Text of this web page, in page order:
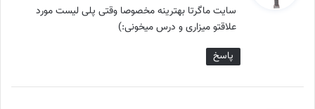
:
سایت ماگرتا بهترینه مخصوصا وقتی پلی لیست مورد
علاقتو میزاری و درس میخونی:)
پاسخ